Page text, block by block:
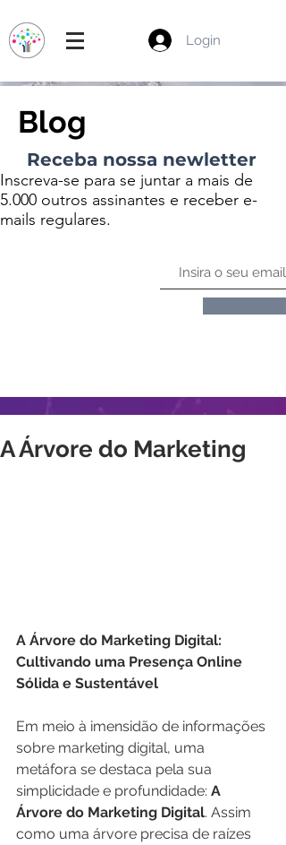
Login
Blog
Receba nossa newletter
Inscreva-se para se juntar a mais de
5.000 outros assinantes e receber e-
mails regulares.
A Árvore do Marketing
A Árvore do Marketing Digital:
Cultivando uma Presença Online
Sólida e Sustentável
Em meio à imensidão de informações
sobre marketing digital, uma
metáfora se destaca pela sua
simplicidade e profundidade: A
Árvore do Marketing Digital. Assim
como uma árvore precisa de raízes